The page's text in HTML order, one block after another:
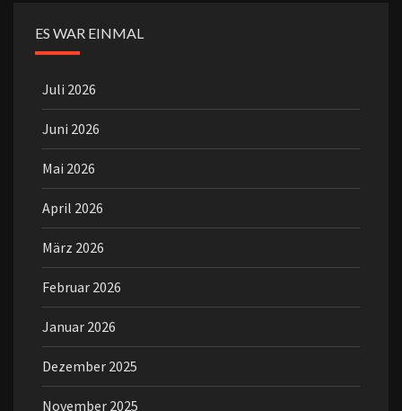
ES WAR EINMAL
Juli 2026
Juni 2026
Mai 2026
April 2026
März 2026
Februar 2026
Januar 2026
Dezember 2025
November 2025